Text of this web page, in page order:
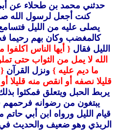
حدثني محمد بن طحلاء عن
كنت أجعل لرسول الله
يصلى عليه من الليل
كالمغضب وكان بهم رحيما
الليل فقال { أيها الناس
الله لا يمل من الثواب حتى
ما ديم عليه } ونزل القرآن {
قليلا نصفه أو انقص منه قليلا
يربط الحبل ويتعلق فمكثوا
يبتغون من رضوانه
قيام الليل ورواه ابن أبي
الربذي وهو ضعيف والحديث